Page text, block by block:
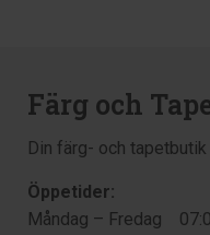
Färg och
Din färg- och
Öppetider:
Måndag – Fredag